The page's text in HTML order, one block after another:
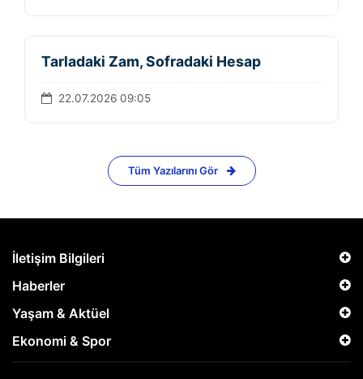
Tarladaki Zam, Sofradaki Hesap
22.07.2026 09:05
Tüm Yazılarını Gör
İletişim Bilgileri
Haberler
Yaşam & Aktüel
Ekonomi & Spor